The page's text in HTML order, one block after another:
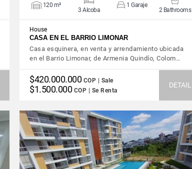
120 m²
3 Alcoba
1 Garaje
2 Bathrooms
House
CASA EN EL BARRIO LIMONAR
Casa esquinera, en venta y arrendamiento ubicada
en el Barrio Limonar, de Armenia Quindío, Colom…
$420.000.000 COP | Sale
$1.500.000 COP | Se Renta
DETAIL